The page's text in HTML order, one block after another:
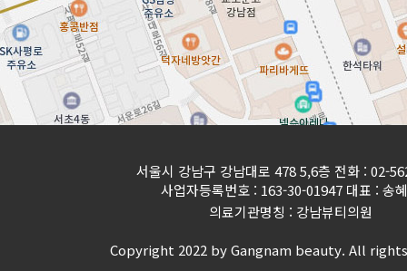
서울시 강남구 강남대로 478 5,6층 전화 : 02-
사업자등록번호 : 163-30-01947 대표 : 송
의료기관명칭 : 강남뷰티의원
Copyright 2022 by Gangnam beauty. All